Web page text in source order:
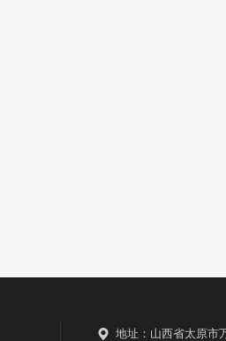
地址：山西省太原市